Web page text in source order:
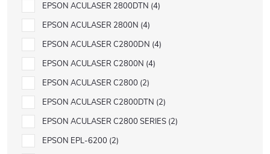
EPSON ACULASER 2800DTN 4
EPSON ACULASER 2800N 4
EPSON ACULASER C2800DN 4
EPSON ACULASER C2800N 4
EPSON ACULASER C2800 2
EPSON ACULASER C2800DTN 2
EPSON ACULASER C2800 SERIES 2
EPSON EPL-6200 2